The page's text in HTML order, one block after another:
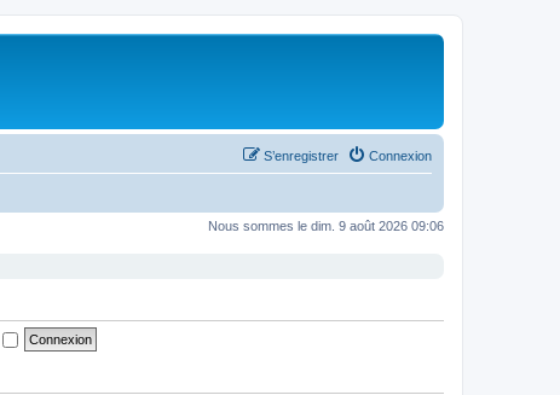
Connexion
S’enregistrer
Nous sommes le dim. 9 août 2026 09:06